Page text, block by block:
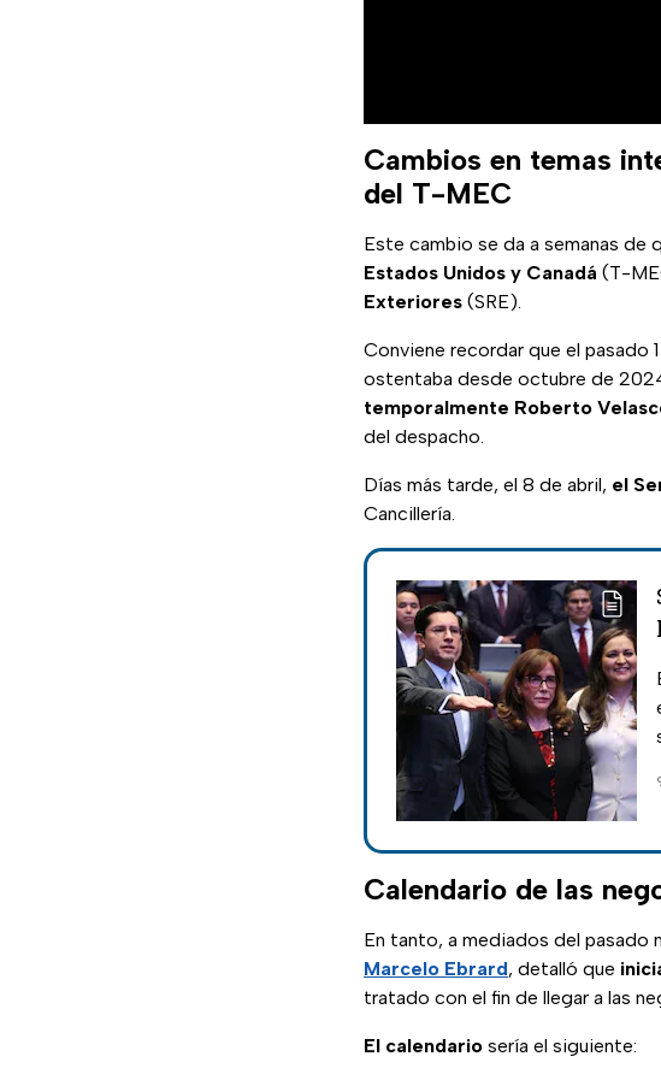
Cambios en temas
del T-MEC
Este cambio se da a semanas de
Estados Unidos y Canadá (T-
Exteriores (SRE).
Conviene recordar que el pasado
ostentaba desde octubre de
temporalmente Roberto
del despacho.
Días más tarde, el 8 de abril, el
Cancillería.
Calendario de las
En tanto, a mediados del pasado
Marcelo Ebrard, detalló que
tratado con el fin de llegar a las
El calendario sería el siguiente: